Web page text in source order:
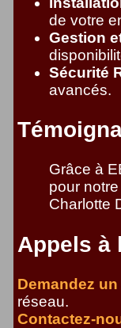
de votre
Gestion
Sécurité
avancés.
Grâce à
pour
Charlotte
Appels à
Demandez
réseau.
Contactez-